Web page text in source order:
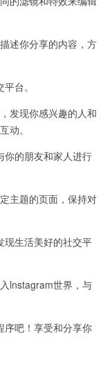
述你分享的内容，方
台。
发现你感兴趣的人和
动。
的朋友和家人进行
主题的页面，保持对
生活美好的社交平
lnstagram世界，与
吧！享受和分享你